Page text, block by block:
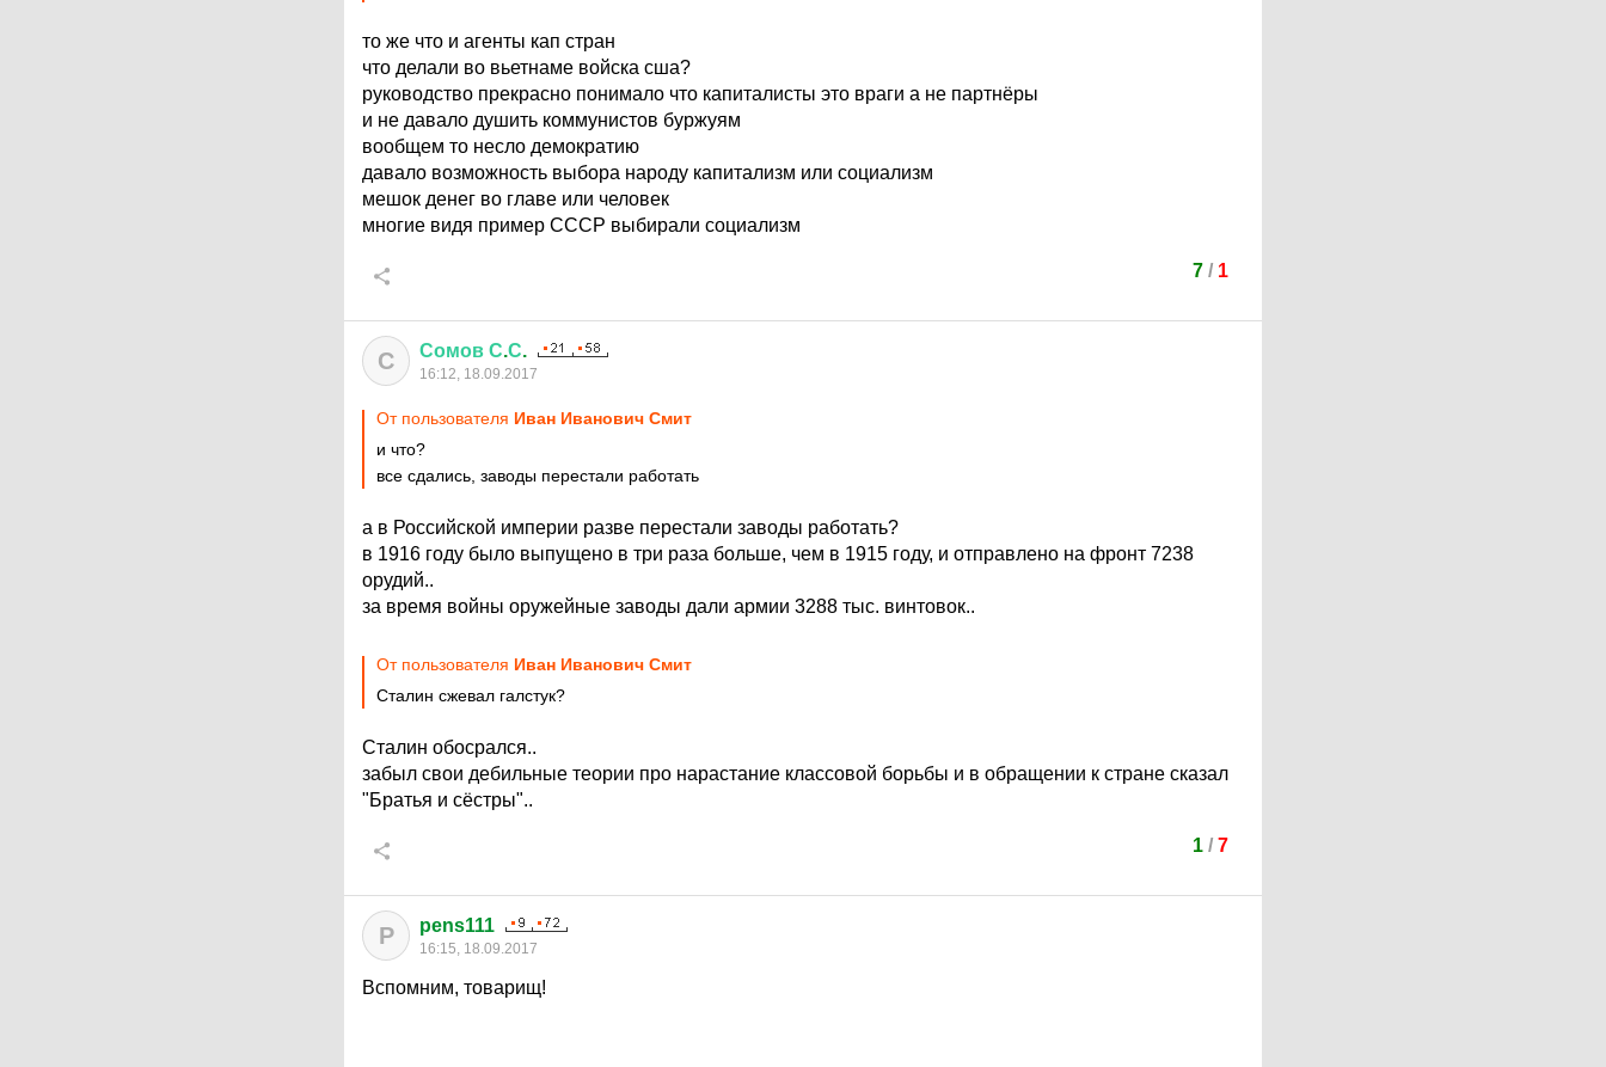
то же что и агенты кап стран
что делали во вьетнаме войска сша?
руководство прекрасно понимало что капиталисты это враги а не партнёры
и не давало душить коммунистов буржуям
вообщем то несло демократию
давало возможность выбора народу капитализм или социализм
мешок денег во главе или человек
многие видя пример СССР выбирали социализм
7/ 1
С Сомов С.С.
16:12, 18.09.2017
От пользователя Иван Иванович Смит
и что?
все сдались, заводы перестали работать
а в Российской империи разве перестали заводы работать?
в 1916 году было выпущено в три раза больше, чем в 1915 году, и отправлено на фронт 7238
орудий..
за время войны оружейные заводы дали армии 3288 тыс. винтовок..
От пользователя Иван Иванович Смит
Сталин сжевал галстук?
Сталин обосрался..
забыл свои дебильные теории про нарастание классовой борьбы и в обращении к стране сказал
"Братья и сёстры"..
1/ 7
P pens111
16:15, 18.09.2017
Вспомним, товарищ!